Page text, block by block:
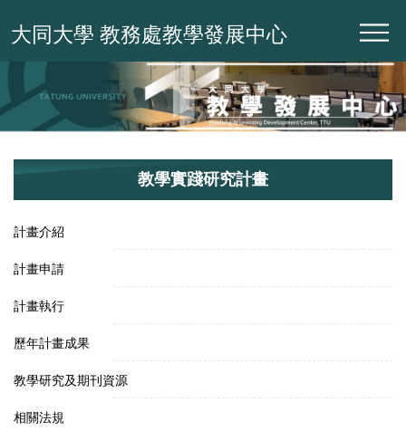
到
容
大同大學 教務處教學發展中心
教學實踐研究計畫
計畫介紹
計畫申請
計畫執行
歷年計畫成果
教學研究及期刊資源
相關法規